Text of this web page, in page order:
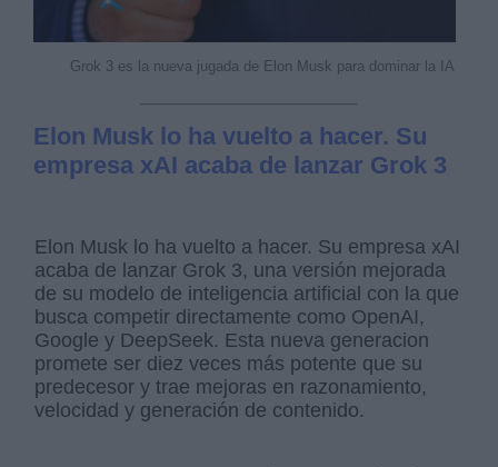
Grok 3 es la nueva jugada de Elon Musk para dominar la IA
Elon Musk lo ha vuelto a hacer. Su
empresa xAI acaba de lanzar Grok 3
Elon Musk lo ha vuelto a hacer. Su empresa xAI
acaba de lanzar Grok 3, una versión mejorada
de su modelo de inteligencia artificial con la que
busca competir directamente como OpenAI,
Google y DeepSeek. Esta nueva generacion
promete ser diez veces más potente que su
predecesor y trae mejoras en razonamiento,
velocidad y generación de contenido.